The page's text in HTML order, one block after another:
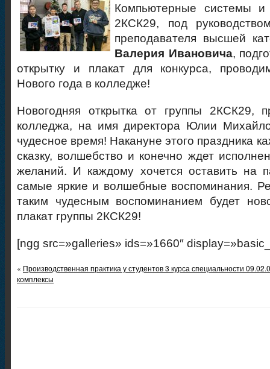
Компьютерные системы и
2КСК29, под
преподавателя высшей
Валерия Ивановича,
открытку и плакат для конкурса,
Нового года в колледже!
Новогодняя открытка от группы 2КСК29,
колледжа, на имя директора Юлии
чудесное время! Накануне этого праздника
сказку, волшебство и конечно ждет
желаний. И каждому хочется оставить на
самые яркие и волшебные воспоминания.
таким чудесным воспоминанием будет
плакат группы 2КСК29!
[ngg src=»galleries» ids=»1660″
« Производственная практика у студентов 3 курса специальности
комплексы